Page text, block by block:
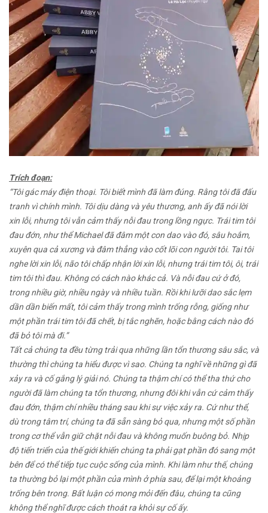
Trích đoạn:
“Tôi gác máy điện thoại. Tôi biết mình đã làm đúng. Rằng tôi đã đấu
tranh vì chính mình. Tôi dịu dàng và yêu thương, anh ấy đã nói lời
xin lỗi, nhưng tôi vẫn cảm thấy nỗi đau trong lồng ngực. Trái tim tôi
đau đớn, như thể Michael đã đâm một con dao vào đó, sâu hoắm,
xuyên qua cả xương và đâm thẳng vào cốt lõi con người tôi. Tai tôi
nghe lời xin lỗi, não tôi chấp nhận lời xin lỗi, nhưng trái tim tôi, ôi, trái
tim tôi thì đau. Không có cách nào khác cả. Và nỗi đau cứ ở đó,
trong nhiều giờ, nhiều ngày và nhiều tuần. Rồi khi lưỡi dao sắc lẹm
dần dần biến mất, tôi cảm thấy trong mình trống rỗng, giống như
một phần trái tim tôi đã chết, bị tắc nghẽn, hoặc bằng cách nào đó
đã bỏ tôi mà đi.”
Tất cả chúng ta đều từng trải qua những lần tổn thương sâu sắc, và
thường thì chúng ta hiểu được vì sao. Chúng ta nghĩ về những gì đã
xảy ra và cố gắng lý giải nó. Chúng ta thậm chí có thể tha thứ cho
người đã làm chúng ta tổn thương, nhưng đôi khi vẫn cứ cảm thấy
đau đớn, thậm chí nhiều tháng sau khi sự việc xảy ra. Cứ như thể,
dù trong tâm trí, chúng ta đã sẵn sàng bỏ qua, nhưng một số phần
trong cơ thể vẫn giữ chặt nỗi đau và không muốn buông bỏ. Nhịp
độ tiến triển của thế giới khiến chúng ta phải gạt phần đó sang một
bên để có thể tiếp tục cuộc sống của mình. Khi làm như thế, chúng
ta thường bỏ lại một phần của mình ở phía sau, để lại một khoảng
trống bên trong. Bất luận có mong mỏi đến đâu, chúng ta cũng
không thể nghĩ được cách thoát ra khỏi sự cố ấy.